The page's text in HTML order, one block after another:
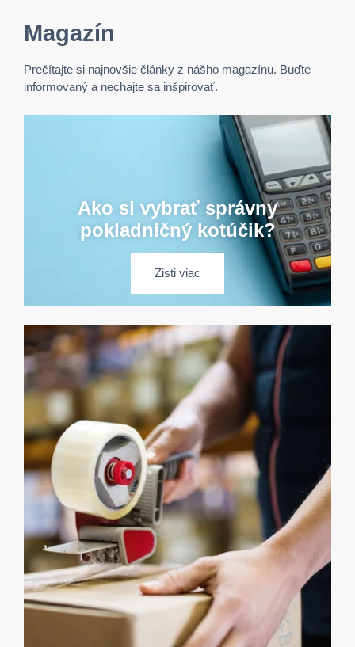
Magazín
Prečítajte si najnovšie články z nášho magazínu. Buďte
informovaný a nechajte sa inšpirovať.
Ako si vybrať správny
pokladničný kotúčik?
Zisti viac